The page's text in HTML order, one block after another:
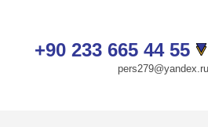
+90 233 665 44 55
pers279@yandex.ru